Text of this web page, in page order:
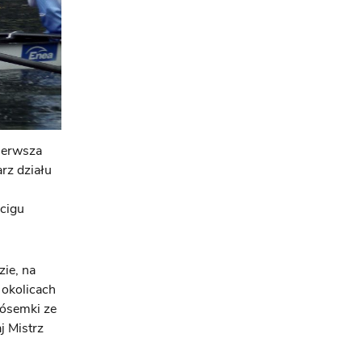
działu
na
ze
Mistrz